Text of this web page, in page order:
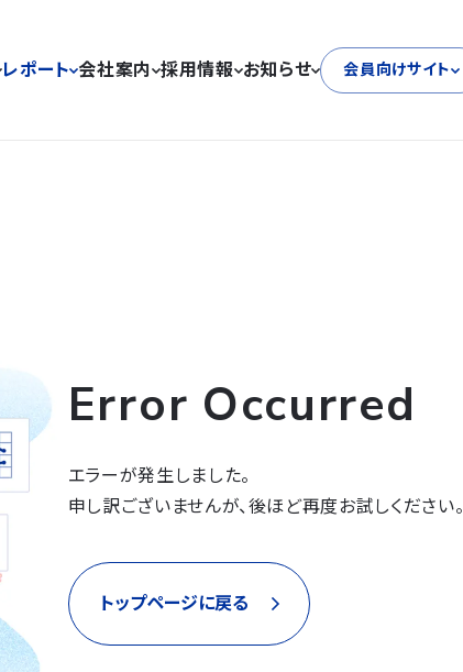
レポート 会社案内 採用情報 お知らせ 会員向けサイト
Error Occurred
エラーが発生しました。
申し訳ございませんが、後ほど再度お試しください。
トップページに戻る